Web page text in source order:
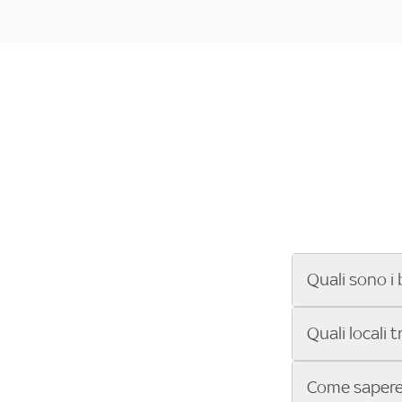
Quali sono i
Se cerchi un
ENILIVE, la
Sky Bar ti
Quali locali
Vuoi sapere
Come